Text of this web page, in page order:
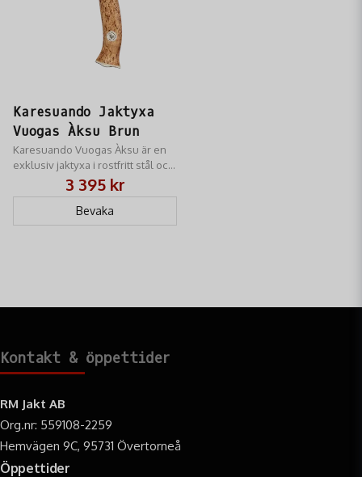
Karesuando Jaktyxa
Vuogas Àksu Brun
Karesuando Vuogas Àksu är en
exklusiv jaktyxa i rostfritt stål och
brun masurbjörk. Handgjord i
Lappland för jägare som kräver
kvalitet och design.
3 395 kr
Bevaka
Kontakt & öppettider
RM Jakt AB
Org.nr: 559108-2259
Hemvägen 9C, 95731 Övertorneå
Öppettider